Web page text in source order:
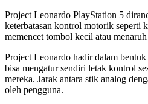
Project Leonardo PlayStation 5
keterbatasan kontrol motorik seperti
memencet tombol kecil atau
Project Leonardo hadir dalam bentuk
bisa mengatur sendiri letak kontrol
mereka. Jarak antara stik analog
oleh pengguna.